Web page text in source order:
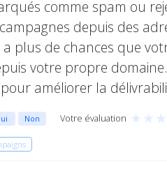
comme spam ou
depuis des
plus de chances que
votre propre
améliorer la
Non Votre évaluation ★ ★ ★